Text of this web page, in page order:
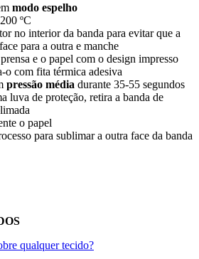
modo espelho
200 ºC
no interior da banda para evitar que a
para a outra e manche
e o papel com o design impresso
o com fita térmica adesiva
pressão média durante 35-55 segundos
luva de proteção, retira a banda de
o papel
para sublimar a outra face da banda
qualquer tecido?